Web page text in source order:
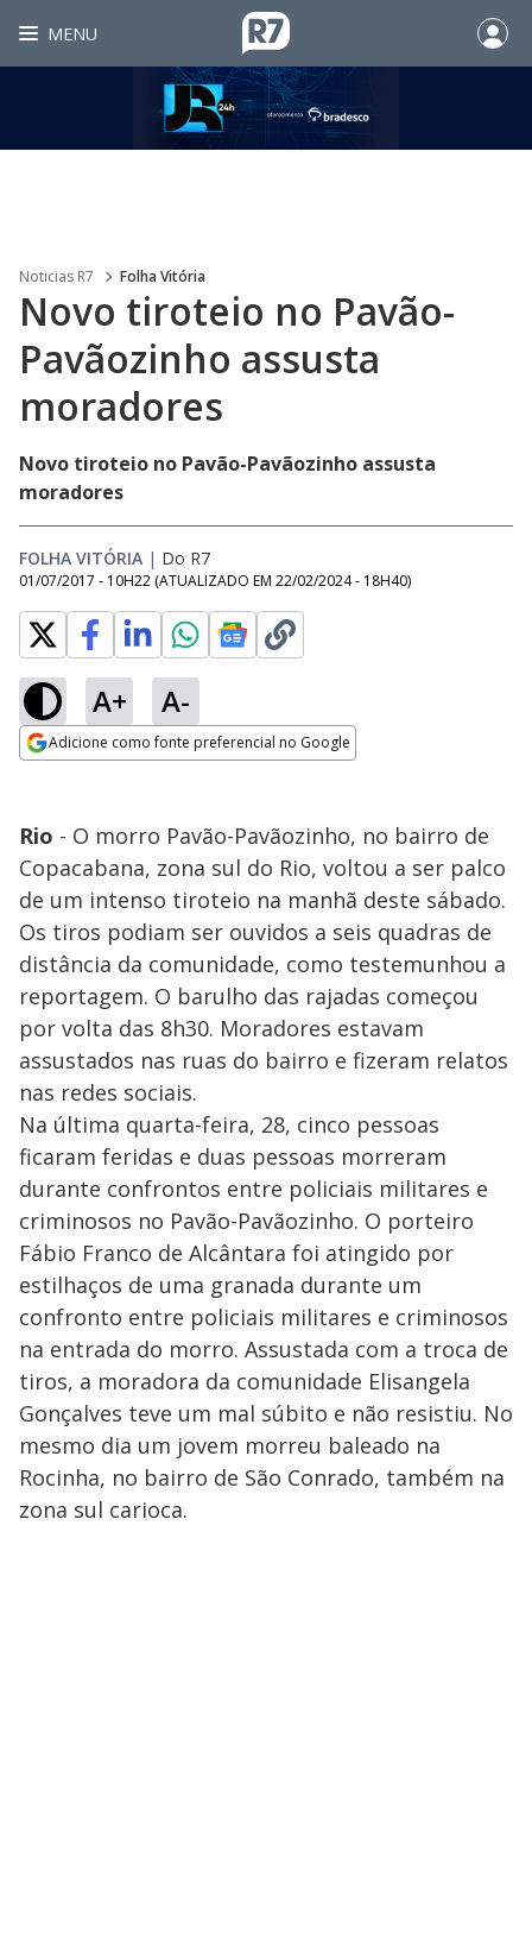
MENU
Noticias R7 Folha Vitória
Novo tiroteio no Pavão-
Pavãozinho assusta
moradores
Novo tiroteio no Pavão-Pavãozinho assusta
moradores
FOLHA VITÓRIA | Do R7
01/07/2017 - 10H22 (ATUALIZADO EM 22/02/2024 - 18H40)
A+ A-
Adicione como fonte preferencial no Google
Rio - O morro Pavão-Pavãozinho, no bairro de
Copacabana, zona sul do Rio, voltou a ser palco
de um intenso tiroteio na manhã deste sábado.
Os tiros podiam ser ouvidos a seis quadras de
distância da comunidade, como testemunhou a
reportagem. O barulho das rajadas começou
por volta das 8h30. Moradores estavam
assustados nas ruas do bairro e fizeram relatos
nas redes sociais.
Na última quarta-feira, 28, cinco pessoas
ficaram feridas e duas pessoas morreram
durante confrontos entre policiais militares e
criminosos no Pavão-Pavãozinho. O porteiro
Fábio Franco de Alcântara foi atingido por
estilhaços de uma granada durante um
confronto entre policiais militares e criminosos
na entrada do morro. Assustada com a troca de
tiros, a moradora da comunidade Elisangela
Gonçalves teve um mal súbito e não resistiu. No
mesmo dia um jovem morreu baleado na
Rocinha, no bairro de São Conrado, também na
zona sul carioca.